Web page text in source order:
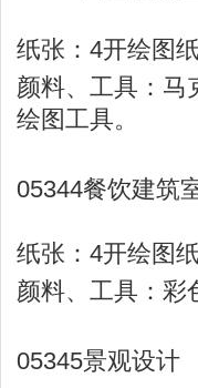
纸张：4开绘图
颜料、工具：马
绘图工具。
05344餐饮建筑
纸张：4开绘图
颜料、工具：彩
05345景观设计